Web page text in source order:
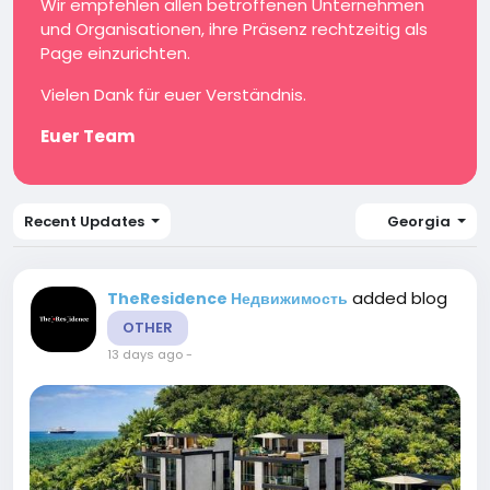
Wir empfehlen allen betroffenen Unternehmen
und Organisationen, ihre Präsenz rechtzeitig als
Page einzurichten.
Vielen Dank für euer Verständnis.
Euer Team
Recent Updates Georgia
TheResidence Недвижимость added blog
OTHER
13 days ago-